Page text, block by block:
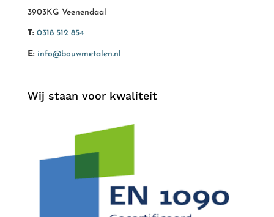
3903KG Veenendaal
T: 0318 512 854
E: info@bouwmetalen.nl
Wij staan voor kwaliteit